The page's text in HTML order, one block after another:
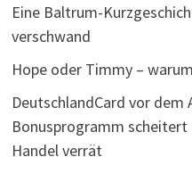
Eine Baltrum-
verschwand
Hope oder Timmy –
DeutschlandCard vor dem
Bonusprogramm scheitert
Handel verrät